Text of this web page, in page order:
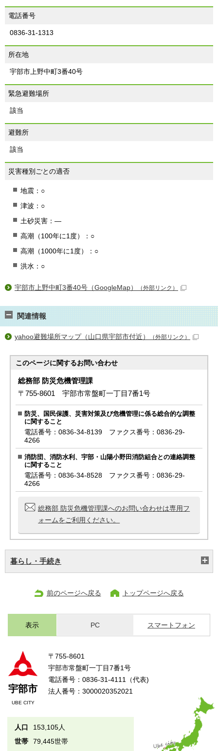
電話番号
0836-31-1313
所在地
宇部市上野中町3番40号
緊急避難場所
該当
避難所
該当
災害種別ごとの適否
地震：○
津波：○
土砂災害：―
高潮（100年に1度）：○
高潮（1000年に1度）：○
洪水：○
宇部市上野中町3番40号（GoogleMap） （外部リンク）
関連情報
yahoo避難場所マップ（山口県宇部市付近） （外部リンク）
このページに関するお問い合わせ
総務部 防災危機管理課
〒755-8601 宇部市常盤町一丁目7番1号
防災、国民保護、災害対策及び危機管理に係る総合的な調整
に関すること
電話番号：0836-34-8139 ファクス番号：0836-29-
4266
消防団、消防水利、宇部・山陽小野田消防組合との連絡調整
に関すること
電話番号：0836-34-8528 ファクス番号：0836-29-
4266
総務部 防災危機管理課へのお問い合わせは専用フ
ォームをご利用ください。
暮らし・手続き
前のページへ戻る トップページへ戻る
表示 PC スマートフォン
宇部市
UBE CITY
〒755-8601
宇部市常盤町一丁目7番1号
電話番号：0836-31-4111（代表)
法人番号：3000020352021
人口
153,105人
世帯
79,445世帯